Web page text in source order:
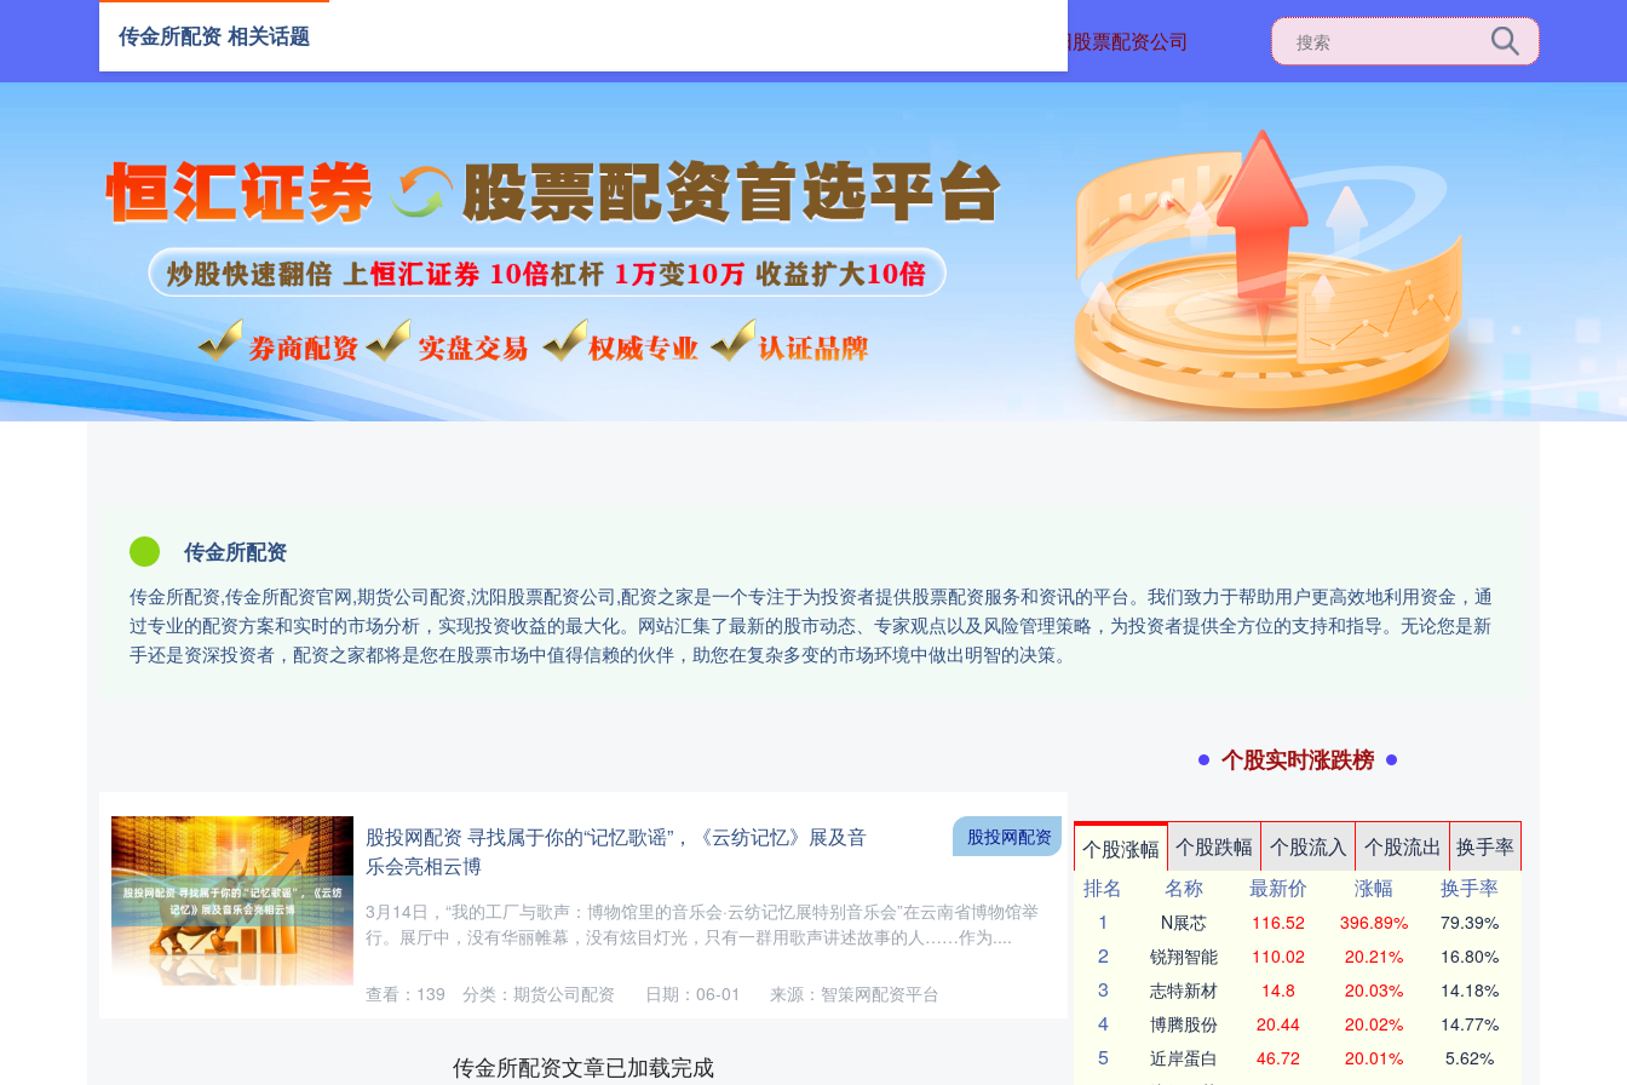
沈阳股票配资公司
传金所配资
传金所配资,传金所配资官网,期货公司配资,沈阳股票配资公司,配资之家是一个专注于为投资者提供股票配资服务和资讯的平台。我们致力于帮助用户更高效地利用资金，通
过专业的配资方案和实时的市场分析，实现投资收益的最大化。网站汇集了最新的股市动态、专家观点以及风险管理策略，为投资者提供全方位的支持和指导。无论您是新
手还是资深投资者，配资之家都将是您在股票市场中值得信赖的伙伴，助您在复杂多变的市场环境中做出明智的决策。
传金所配资 相关话题
股投网配资 寻找属于你的“记忆歌谣”，《云纺记忆》展及音
乐会亮相云博
3月14日，“我的工厂与歌声：博物馆里的音乐会·云纺记忆展特别音乐会”在云南省博物馆举
行。展厅中，没有华丽帷幕，没有炫目灯光，只有一群用歌声讲述故事的人……作为....
股投网配资
日期：06-01 来源：智策网配资平台
查看： 139 分类： 期货公司配资
传金所配资文章已加载完成
个股实时涨跌榜
个股涨幅 个股跌幅 个股流入 个股流出
换手率
排名
名称 最新价 涨幅
换手率
1
N展芯 116.52 396.89% 79.39%
2 锐翔智能 110.02 20.21% 16.80%
3 志特新材 14.8 20.03% 14.18%
4 博腾股份 20.44 20.02% 14.77%
5 近岸蛋白 46.72 20.01% 5.62%